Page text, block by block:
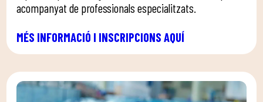
acompanyat de professionals especialitzats.
MÉS INFORMACIÓ I INSCRIPCIONS AQUÍ